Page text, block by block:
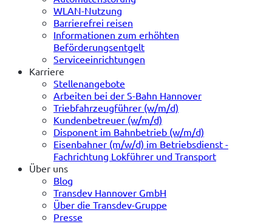
WLAN-Nutzung
Barrierefrei reisen
Informationen zum erhöhten
Beförderungsentgelt
Serviceeinrichtungen
Karriere
Stellenangebote
Arbeiten bei der S-Bahn Hannover
Triebfahrzeugführer (w/m/d)
Kundenbetreuer (w/m/d)
Disponent im Bahnbetrieb (w/m/d)
Eisenbahner (m/w/d) im Betriebsdienst -
Fachrichtung Lokführer und Transport
Über uns
Blog
Transdev Hannover GmbH
Über die Transdev-Gruppe
Presse